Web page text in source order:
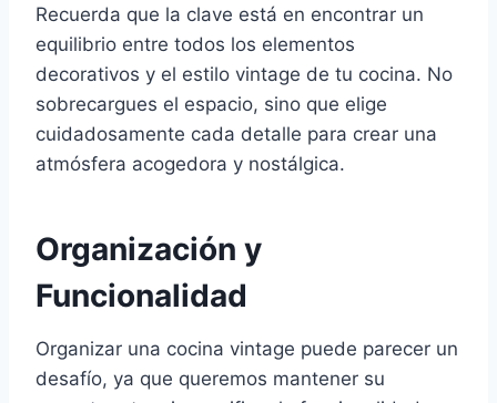
Recuerda que la clave está en encontrar un
equilibrio entre todos los elementos
decorativos y el estilo vintage de tu cocina. No
sobrecargues el espacio, sino que elige
cuidadosamente cada detalle para crear una
atmósfera acogedora y nostálgica.
Organización y
Funcionalidad
Organizar una cocina vintage puede parecer un
desafío, ya que queremos mantener su